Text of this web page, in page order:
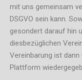
mit uns gemeinsam
DSGVO sein kann.
gesondert darauf hin
diesbezüglichen
Vereinbarung ist
Plattform